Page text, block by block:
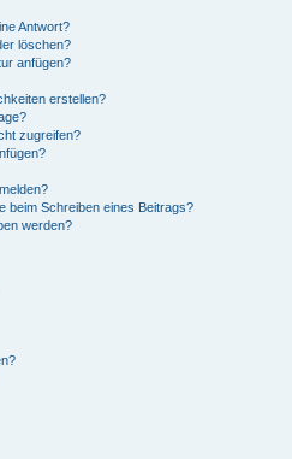
Antwort?
löschen?
anfügen?
erstellen?
zugreifen?
beim Schreiben eines Beitrags?
werden?